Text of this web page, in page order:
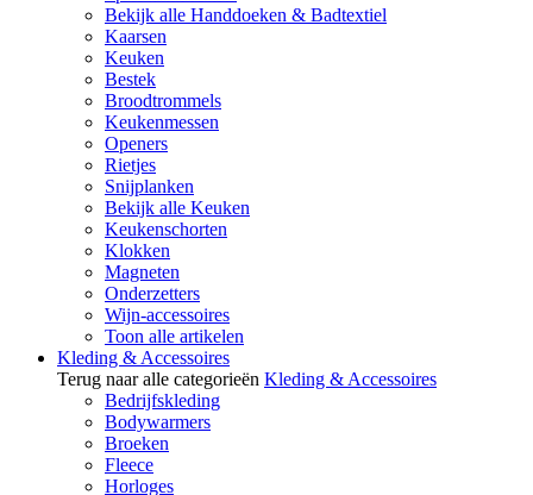
Bekijk alle Handdoeken & Badtextiel
Kaarsen
Keuken
Bestek
Broodtrommels
Keukenmessen
Openers
Rietjes
Snijplanken
Bekijk alle Keuken
Keukenschorten
Klokken
Magneten
Onderzetters
Wijn-accessoires
Toon alle artikelen
Kleding & Accessoires
Terug naar alle categorieën Kleding & Accessoires
Bedrijfskleding
Bodywarmers
Broeken
Fleece
Horloges